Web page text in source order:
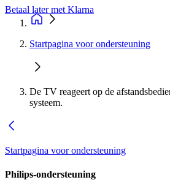
Betaal later met Klarna
Startpagina voor ondersteuning
De TV reageert op de
systeem.
Startpagina voor ondersteuning
Philips-ondersteuning